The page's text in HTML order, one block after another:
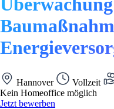
Hannover Vollzeit
Kein Homeoffice möglich
Jetzt bewerben